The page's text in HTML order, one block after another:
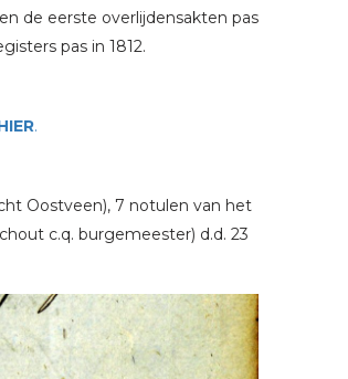
de eerste overlijdensakten pas
pas in 1812.
.
Oostveen), 7 notulen van het
c.q. burgemeester) d.d. 23